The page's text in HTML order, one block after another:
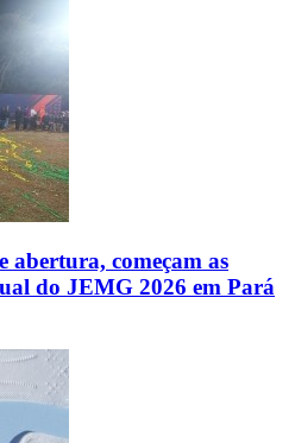
abertura, começam as
do JEMG 2026 em Pará